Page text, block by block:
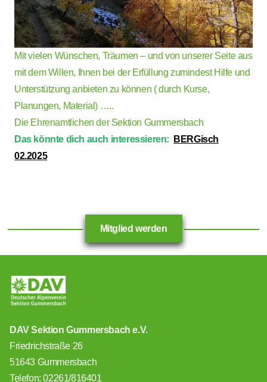
Mit vielen Wünschen, Träumen – und von unserer Seite aus
mit dem Willen, Ihnen bei der Erfüllung zumindest Hilfe und
Unterstützung anbieten zu können ( durch Kurse,
Planungen, Material) …..
Die Ehrenamtlichen der Sektion Gummersbach
Das könnte dich auch interessieren:
BERGisch
02.2025
Mitglied werden
DAV Sektion Gummersbach e.V.
Friedrichstraße 26
51643 Gummersbach
Telefon: 02261/816401